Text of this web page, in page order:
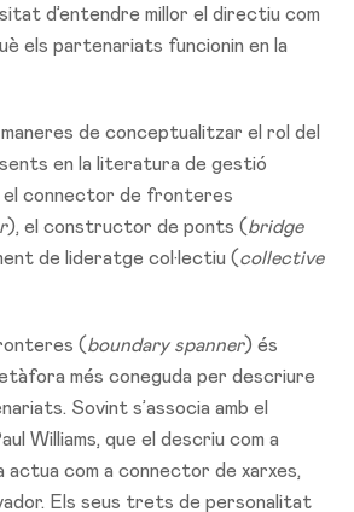
d’entendre millor el directiu com
els partenariats funcionin en la
de conceptualitzar el rol del
en la literatura de gestió
el connector de fronteres
), el constructor de ponts ( bridge
de lideratge col·lectiu ( collective
( boundary spanner) és
més coneguda per descriure
Sovint s’associa amb el
Williams, que el descriu com a
actua com a connector de xarxes,
Els seus trets de personalitat